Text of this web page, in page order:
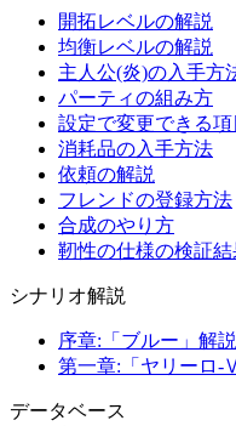
開拓レベルの解説
均衡レベルの解説
主人公(炎)の入手方
パーティの組み方
設定で変更できる項
消耗品の入手方法
依頼の解説
フレンドの登録方法
合成のやり方
靭性の仕様の検証
シナリオ解説
序章:「ブルー」解説
第一章:「ヤリーロ-
データベース